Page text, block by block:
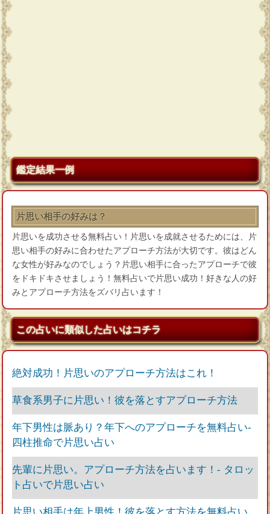
鑑定結果一例
片思い相手の好みは？
片思いを成功させる無料占い！片思いを成就させるためには、片
思い相手の好みに合わせたアプローチ方法が大切です。彼はどん
な女性が好みなのでしょう？片思い相手に合ったアプローチで彼
をドキドキさせましょう！無料占いで片思い成功！好きな人の好
みとアプローチ方法をズバリ占います！
この占いに類似した占いはコチラ
絶対成功！片思いのアプローチ方法はこれ！
草食系男子に片思い！彼を落とすアプローチ方法
年下男性は脈あり？年下へのアプローチを無料占い‐
四柱推命で片思い占い
先輩に片思い。アプローチ方法を占います！‐ タロッ
ト占いで片思い占い
片思い相手は年上男性！彼を落とす方法を無料占い